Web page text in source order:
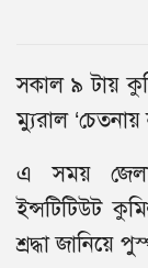
সকাল ৯ টায়
ম্যুরাল
এ সময়
ইন্সটিটিউট
শ্রদ্ধা জানিয়ে